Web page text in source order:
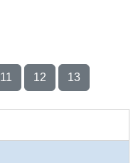
11 12 13